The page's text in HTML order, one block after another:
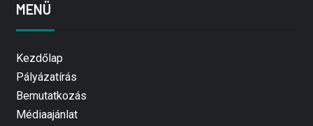
MENÜ
Kezdőlap
Pályázatírás
Bemutatkozás
Médiaajánlat